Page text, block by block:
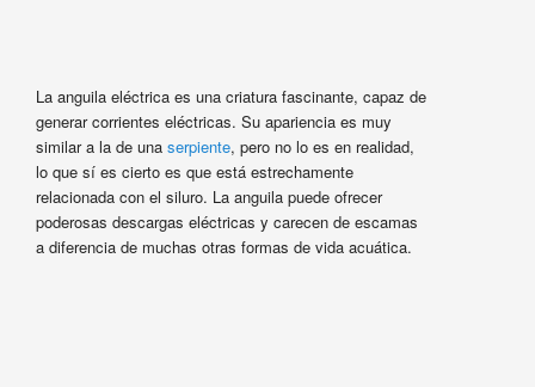
La anguila eléctrica es una criatura fascinante, capaz de
generar corrientes eléctricas. Su apariencia es muy
similar a la de una serpiente, pero no lo es en realidad,
lo que sí es cierto es que está estrechamente
relacionada con el siluro. La anguila puede ofrecer
poderosas descargas eléctricas y carecen de escamas
a diferencia de muchas otras formas de vida acuática.